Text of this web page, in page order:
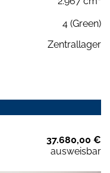
4 (Green)
Zentrallager
37.680,00 €
ausweisbar